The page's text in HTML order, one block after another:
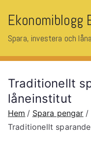
innehåll
Ekonomiblogg
Spara, investera och
Traditionellt
låneinstitut
Hem
Spara pengar
Traditionellt